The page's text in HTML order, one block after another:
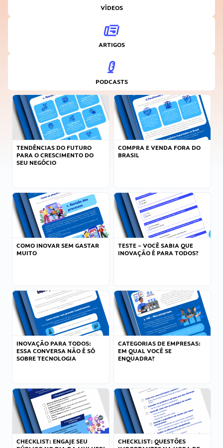
VÍDEOS
ARTIGOS
PODCASTS
TENDÊNCIAS DO FUTURO
PARA O CRESCIMENTO DO
SEU NEGÓCIO
COMPRA E VENDA FORA DO
BRASIL
COMO INOVAR SEM GASTAR
MUITO
TESTE – VOCÊ SABIA QUE
INOVAÇÃO É PARA TODOS?
INOVAÇÃO PARA TODOS:
ESSA CONVERSA NÃO É SÓ
SOBRE TECNOLOGIA
CATEGORIAS DE EMPRESAS:
EM QUAL VOCÊ SE
ENQUADRA?
CHECKLIST: ENGAJE SEU
CHECKLIST: QUESTÕES